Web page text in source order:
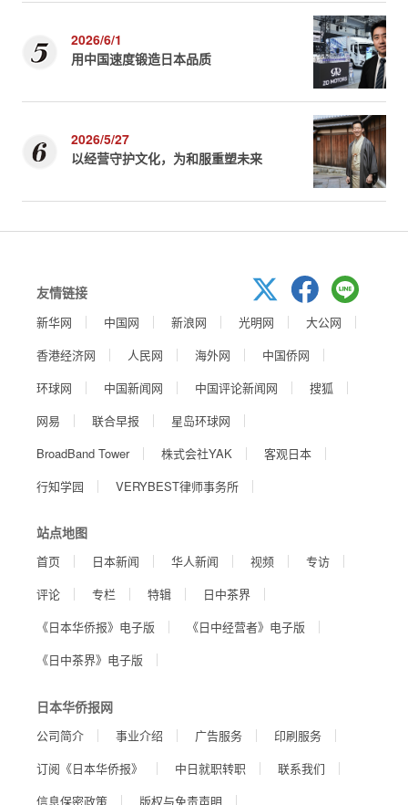
2026/6/1
用中国速度锻造日本品质
2026/5/27
以经营守护文化，为和服重塑未来
友情链接
新华网 中国网 新浪网 光明网
大公网
香港经济网
人民网 海外网
中国侨网
环球网
中国新闻网 中国评论新闻网
搜狐
网易
联合早报
星岛环球网
BroadBand Tower
株式会社YAK
客观日本
行知学园
VERYBEST律师事务所
站点地图
首页 日本新闻 华人新闻 视频
专访
评论
专栏 特辑
日中茶界
《日本华侨报》电子版
《日中经营者》电子版
《日中茶界》电子版
日本华侨报网
公司简介 事业介绍 广告服务
印刷服务
订阅《日本华侨报》
中日就职转职
联系我们
信息保密政策
版权与免责声明